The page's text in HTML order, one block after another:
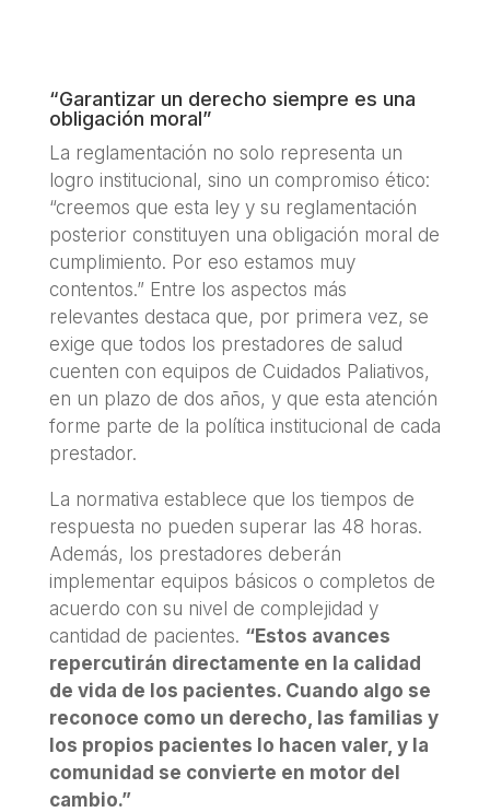
“Garantizar un derecho siempre es una
obligación moral”
La reglamentación no solo representa un
logro institucional, sino un compromiso ético:
“creemos que esta ley y su reglamentación
posterior constituyen una obligación moral de
cumplimiento. Por eso estamos muy
contentos.” Entre los aspectos más
relevantes destaca que, por primera vez, se
exige que todos los prestadores de salud
cuenten con equipos de Cuidados Paliativos,
en un plazo de dos años, y que esta atención
forme parte de la política institucional de cada
prestador.
La normativa establece que los tiempos de
respuesta no pueden superar las 48 horas.
Además, los prestadores deberán
implementar equipos básicos o completos de
acuerdo con su nivel de complejidad y
cantidad de pacientes. “Estos avances
repercutirán directamente en la calidad
de vida de los pacientes. Cuando algo se
reconoce como un derecho, las familias y
los propios pacientes lo hacen valer, y la
comunidad se convierte en motor del
cambio.”